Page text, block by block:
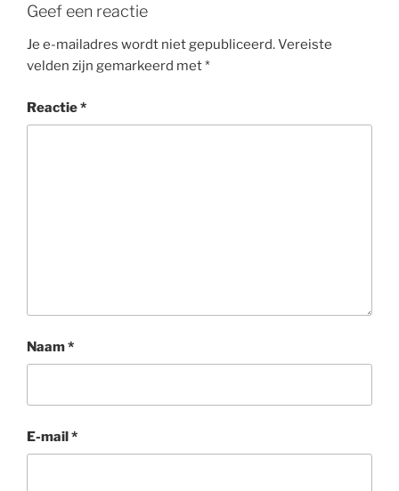
Geef een reactie
Je e-mailadres wordt niet gepubliceerd.Vereiste
velden zijn gemarkeerd met*
Reactie*
Naam*
E-mail*